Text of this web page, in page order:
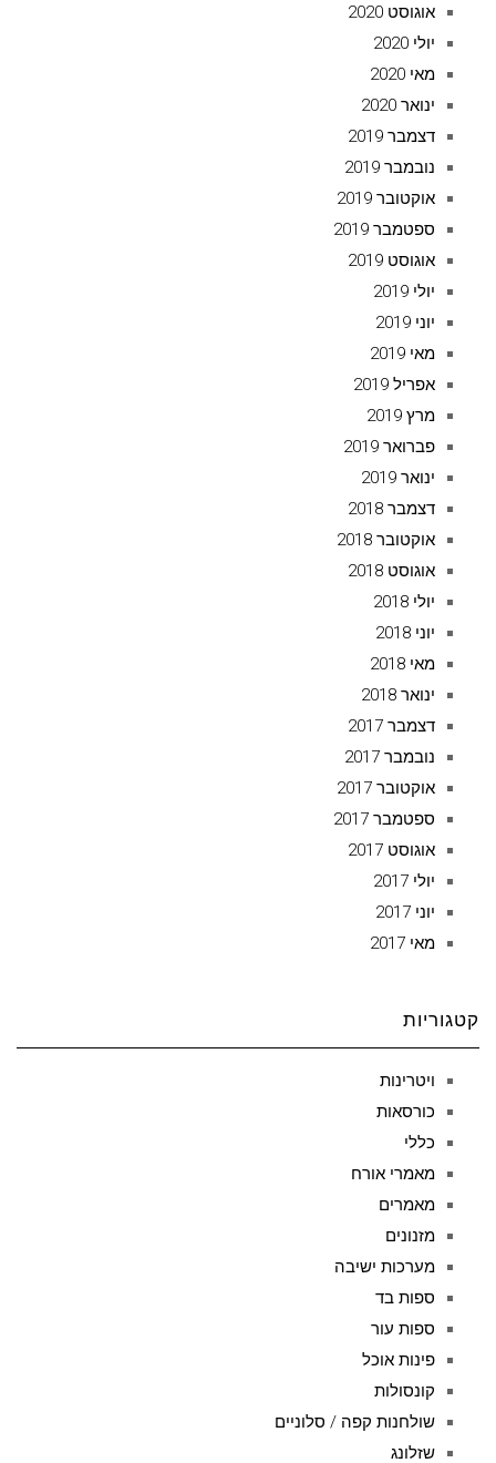
אוגוסט 2020
יולי 2020
מאי 2020
ינואר 2020
דצמבר 2019
נובמבר 2019
אוקטובר 2019
ספטמבר 2019
אוגוסט 2019
יולי 2019
יוני 2019
מאי 2019
אפריל 2019
מרץ 2019
פברואר 2019
ינואר 2019
דצמבר 2018
אוקטובר 2018
אוגוסט 2018
יולי 2018
יוני 2018
מאי 2018
ינואר 2018
דצמבר 2017
נובמבר 2017
אוקטובר 2017
ספטמבר 2017
אוגוסט 2017
יולי 2017
יוני 2017
מאי 2017
קטגוריות
ויטרינות
כורסאות
כללי
מאמרי אורח
מאמרים
מזנונים
מערכות ישיבה
ספות בד
ספות עור
פינות אוכל
קונסולות
שולחנות קפה / סלוניים
שזלונג